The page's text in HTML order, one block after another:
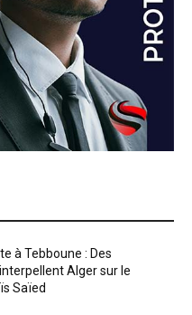
à Tebboune : Des
Alger sur le
Saïed